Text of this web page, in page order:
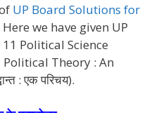
UP Board Solutions for
Here we have given UP
Political Science
Theory : An
: एक परिचय).